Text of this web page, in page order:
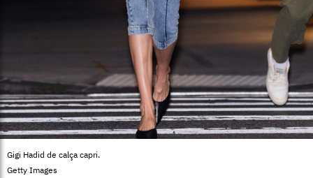
Gigi Hadid de calça capri.
Getty Images